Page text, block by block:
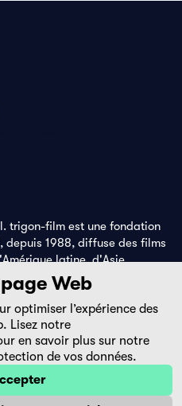
trigon-film est une fondation
depuis 1988, diffuse des films
latine, d'Asie,
les salles de cinéma,
et sur la plateforme de
Web
optimiser l’expérience des
Lisez notre
en savoir plus sur notre
de vos données.